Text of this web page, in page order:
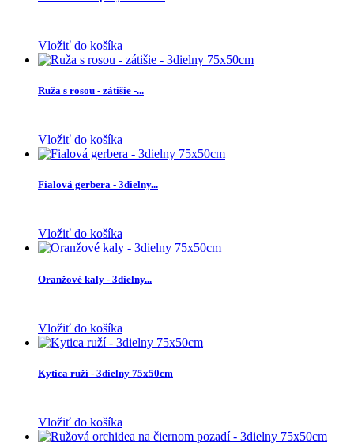
Vložiť do košíka
Ruža s rosou - zátišie -...
Vložiť do košíka
Fialová gerbera - 3dielny...
Vložiť do košíka
Oranžové kaly - 3dielny...
Vložiť do košíka
Kytica ruží - 3dielny 75x50cm
Vložiť do košíka